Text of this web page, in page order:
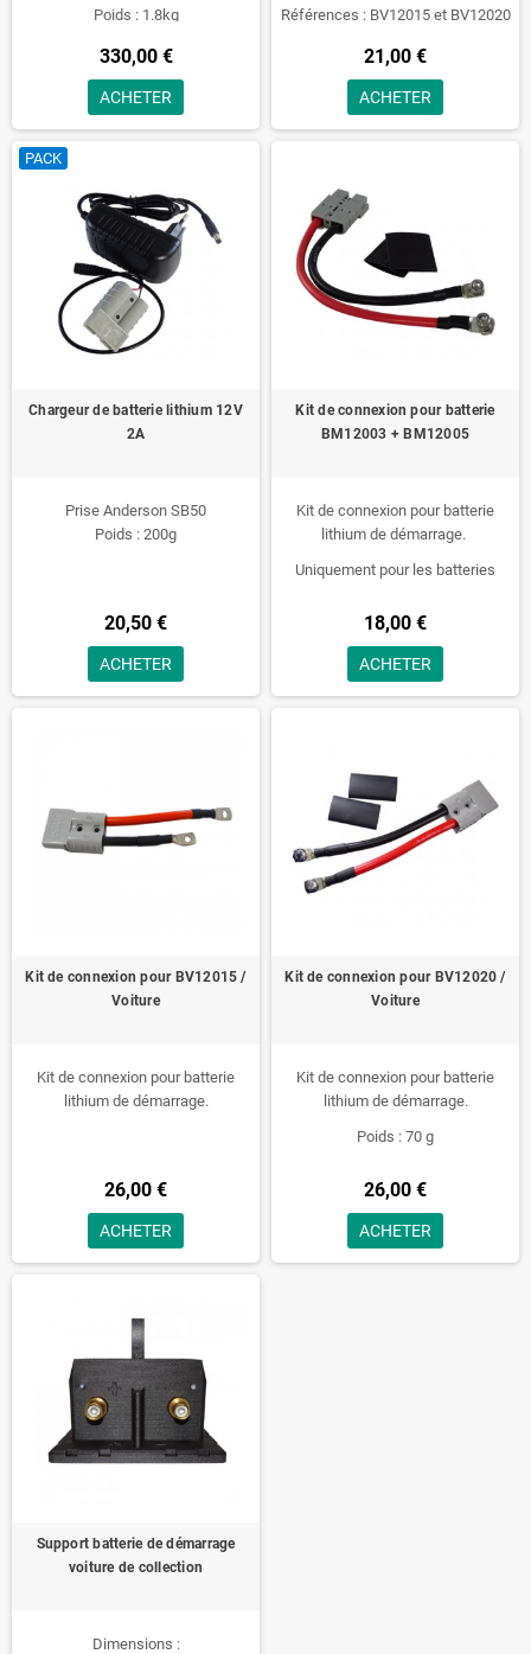
Poids : 1.8kg
330,00 €
ACHETER
Références : BV12015 et BV12020
21,00 €
ACHETER
PACK
Chargeur de batterie lithium 12V
2A
Prise Anderson SB50
Poids : 200g
20,50 €
ACHETER
Kit de connexion pour batterie
BM12003 + BM12005
Kit de connexion pour batterie
lithium de démarrage.
Uniquement pour les batteries
Poids : 110g
18,00 €
ACHETER
Kit de connexion pour BV12015 /
Voiture
Kit de connexion pour batterie
lithium de démarrage.
26,00 €
ACHETER
Kit de connexion pour BV12020 /
Voiture
Kit de connexion pour batterie
lithium de démarrage.
Poids : 70 g
26,00 €
ACHETER
Support batterie de démarrage
voiture de collection
Dimensions :